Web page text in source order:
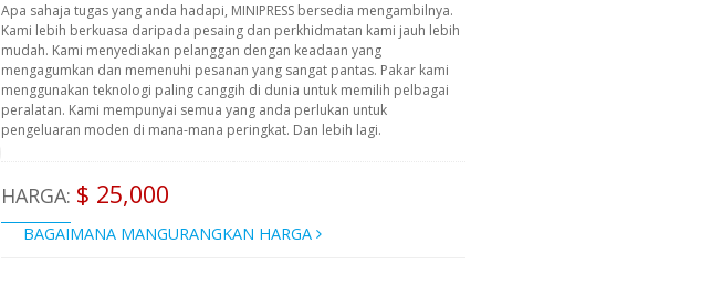
Apa sahaja tugas yang anda hadapi, MINIPRESS bersedia mengambilnya.
Kami lebih berkuasa daripada pesaing dan perkhidmatan kami jauh lebih
mudah. Kami menyediakan pelanggan dengan keadaan yang
mengagumkan dan memenuhi pesanan yang sangat pantas. Pakar kami
menggunakan teknologi paling canggih di dunia untuk memilih pelbagai
peralatan. Kami mempunyai semua yang anda perlukan untuk
pengeluaran moden di mana-mana peringkat. Dan lebih lagi.
HARGA: $ 25,000
BAGAIMANA MANGURANGKAN HARGA